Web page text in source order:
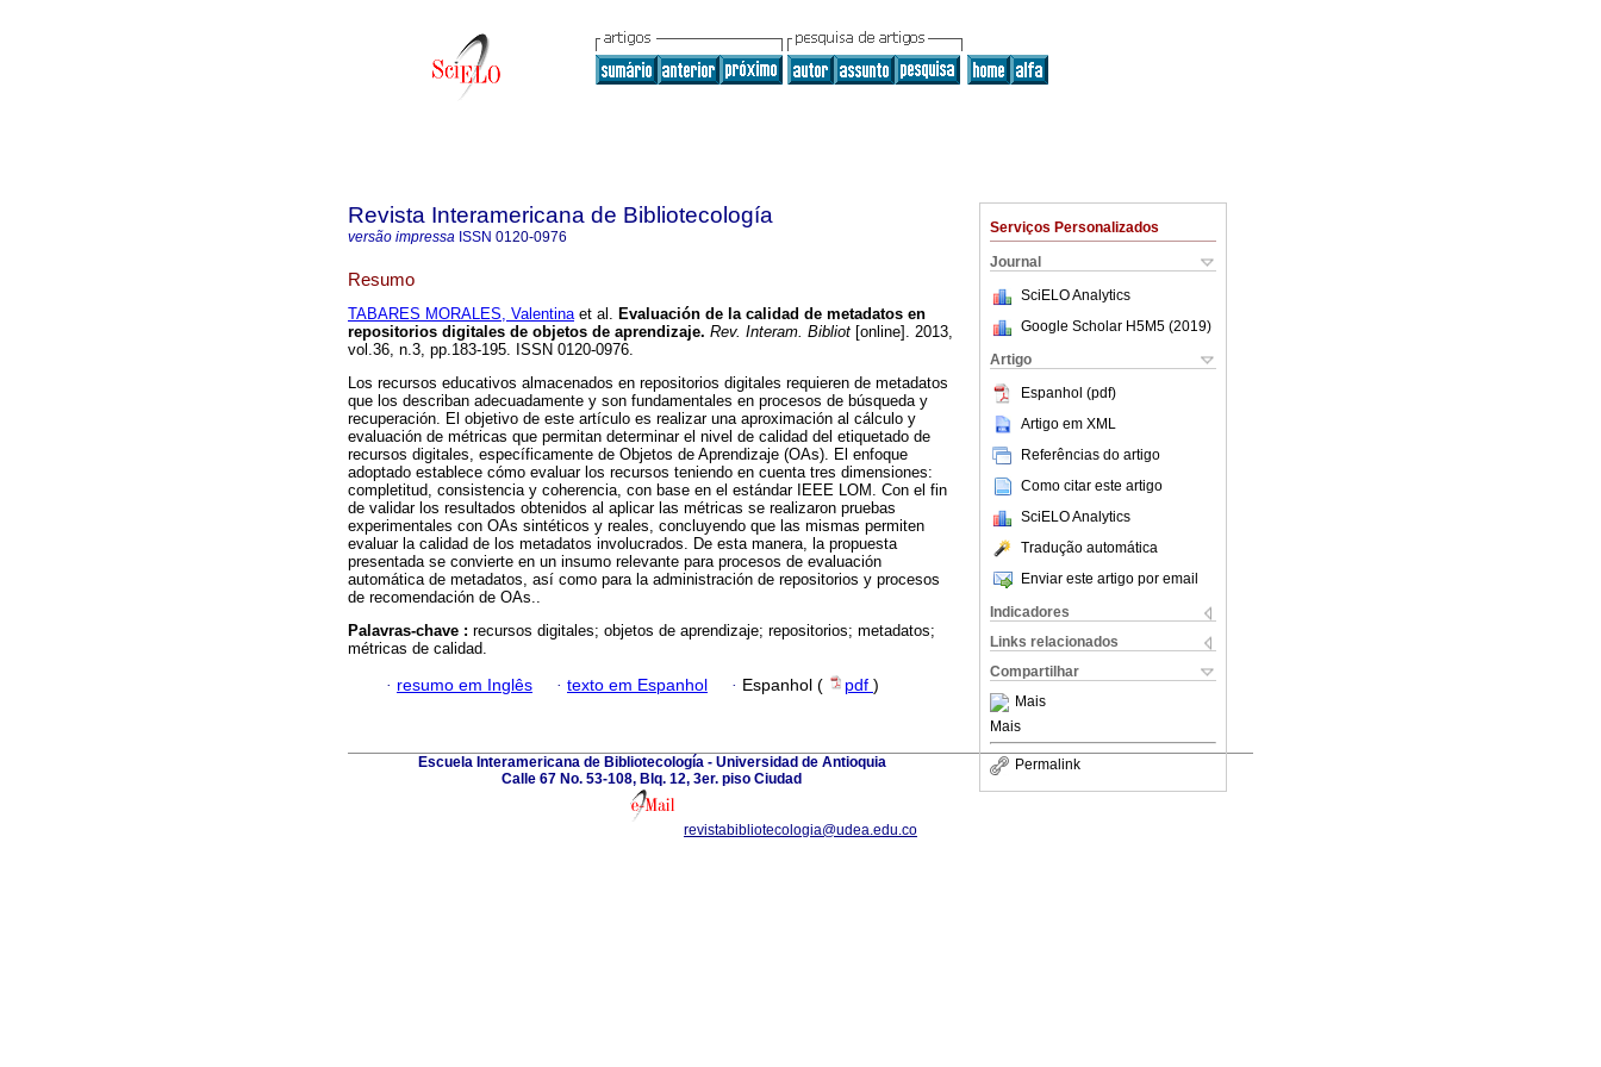
Serviços Personalizados
Journal
SciELO Analytics
Google Scholar H5M5 (2019)
Artigo
Espanhol (pdf)
Artigo em XML
Referências do artigo
Como citar este artigo
SciELO Analytics
Tradução automática
Enviar este artigo por email
Indicadores
Links relacionados
Compartilhar
Mais
Mais
Permalink
Revista Interamericana de Bibliotecología
versão impressa ISSN 0120-0976
Resumo
TABARES MORALES, Valentinaet al. Evaluación de la calidad de metadatos en
repositorios digitales de objetos de aprendizaje. Rev. Interam. Bibliot [online]. 2013,
vol.36, n.3, pp.183-195. ISSN 0120-0976.
Los recursos educativos almacenados en repositorios digitales requieren de metadatos
que los describan adecuadamente y son fundamentales en procesos de búsqueda y
recuperación. El objetivo de este artículo es realizar una aproximación al cálculo y
evaluación de métricas que permitan determinar el nivel de calidad del etiquetado de
recursos digitales, específicamente de Objetos de Aprendizaje (OAs). El enfoque
adoptado establece cómo evaluar los recursos teniendo en cuenta tres dimensiones:
completitud, consistencia y coherencia, con base en el estándar IEEE LOM. Con el fin
de validar los resultados obtenidos al aplicar las métricas se realizaron pruebas
experimentales con OAs sintéticos y reales, concluyendo que las mismas permiten
evaluar la calidad de los metadatos involucrados. De esta manera, la propuesta
presentada se convierte en un insumo relevante para procesos de evaluación
automática de metadatos, así como para la administración de repositorios y procesos
de recomendación de OAs..
Palavras-chave : recursos digitales; objetos de aprendizaje; repositorios; metadatos;
métricas de calidad.
· resumo em Inglês · texto em Espanhol · Espanhol ( pdf )
Escuela Interamericana de Bibliotecología - Universidad de Antioquia
Calle 67 No. 53-108, Blq. 12, 3er. piso Ciudad
revistabibliotecologia@udea.edu.co